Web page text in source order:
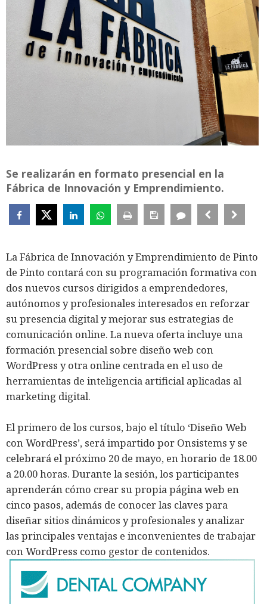
Se realizarán en formato presencial en la
Fábrica de Innovación y Emprendimiento.
La Fábrica de Innovación y Emprendimiento de Pinto
de Pinto contará con su programación formativa con
dos nuevos cursos dirigidos a emprendedores,
autónomos y profesionales interesados en reforzar
su presencia digital y mejorar sus estrategias de
comunicación online. La nueva oferta incluye una
formación presencial sobre diseño web con
WordPress y otra online centrada en el uso de
herramientas de inteligencia artificial aplicadas al
marketing digital.
El primero de los cursos, bajo el título ‘Diseño Web
con WordPress’, será impartido por Onsistems y se
celebrará el próximo 20 de mayo, en horario de 18.00
a 20.00 horas. Durante la sesión, los participantes
aprenderán cómo crear su propia página web en
cinco pasos, además de conocer las claves para
diseñar sitios dinámicos y profesionales y analizar
las principales ventajas e inconvenientes de trabajar
con WordPress como gestor de contenidos.